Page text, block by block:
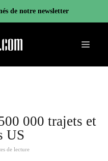
de notre newsletter
Menu
000 trajets et
US
de lecture